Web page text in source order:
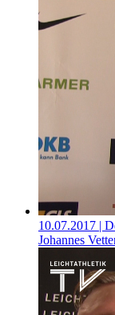
10.07.2017 |
Johannes